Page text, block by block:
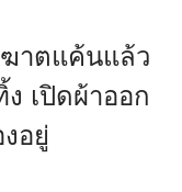
าตแค้นแล้ว
เปิดผ้าออก
อยู่